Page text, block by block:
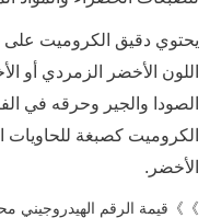
اللون الأخضر الزمردي أو
الصودا والجير وحرقه في
الكروميت كصبغة للحاويات
الأخضر.
》》قيمة الرقم الهيدروجيني